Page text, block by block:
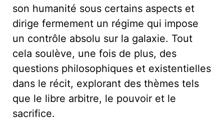
son humanité sous certains aspects et
dirige fermement un régime qui impose
un contrôle absolu sur la galaxie. Tout
cela soulève, une fois de plus, des
questions philosophiques et existentielles
dans le récit, explorant des thèmes tels
que le libre arbitre, le pouvoir et le
sacrifice.